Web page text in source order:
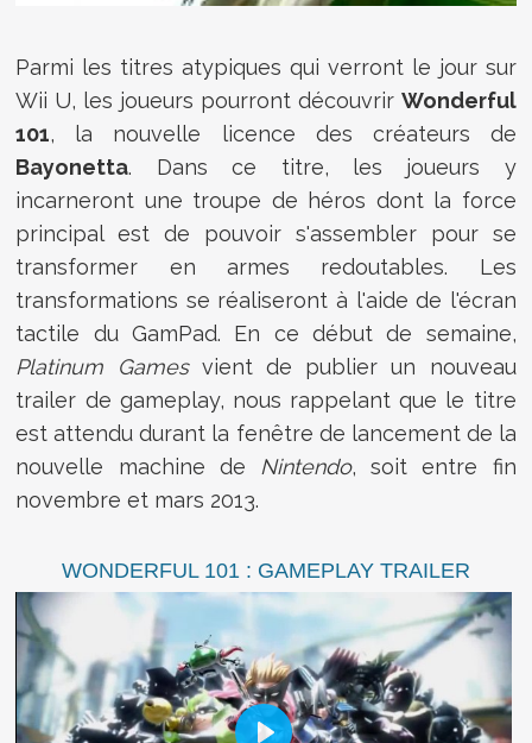
Parmi les titres atypiques qui verront le jour sur
Wii U, les joueurs pourront découvrir Wonderful
101, la nouvelle licence des créateurs de
Bayonetta. Dans ce titre, les joueurs y
incarneront une troupe de héros dont la force
principal est de pouvoir s'assembler pour se
transformer en armes redoutables. Les
transformations se réaliseront à l'aide de l'écran
tactile du GamPad. En ce début de semaine,
Platinum Gamesvient de publier un nouveau
trailer de gameplay, nous rappelant que le titre
est attendu durant la fenêtre de lancement de la
nouvelle machine de Nintendo, soit entre fin
novembre et mars 2013.
WONDERFUL 101 : GAMEPLAY TRAILER